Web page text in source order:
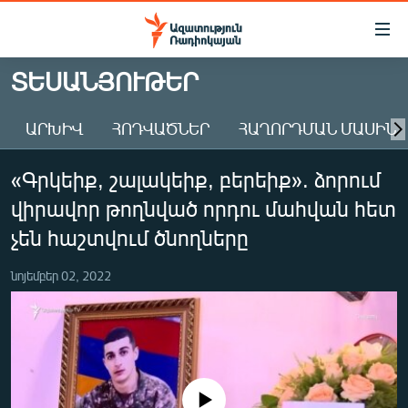
Մատչելիության
Անցնել
հիմնական
Անցնել
հիմնական
մենյուին
Որոնում
ԱԶԱՏՈՒԹՅՈՒՆ TV
ՀԱՅԱՍՏԱՆ
ԸՆՏՐՈՒԹՅՈՒՆՆԵՐ 2026
ԻՐԱՎՈՒՆՔ
ՏՆՏԵՍՈՒԹՅՈՒՆ
ՂԱՐԱԲԱՂ
ՊԱՏԵՐԱԶՄԻ 6 ՇԱԲԱԹՆԵՐԸ
ՏԱՐԱԾԱՇՐՋԱՆ
ՏԵՍԱՆՅՈՒԹԵՐ
ԱՐԽԻՎ ՀՈԴՎԱԾՆԵՐ ՀԱՂՈՐԴՄԱՆ ՄԱՍԻՆ
«Գրկեիք, շալակեիք, բերեիք». ձորում
վիրավոր թողնված որդու մահվան հետ
չեն հաշտվում ծնողները
նոյեմբեր 02, 2022
No media source currently available